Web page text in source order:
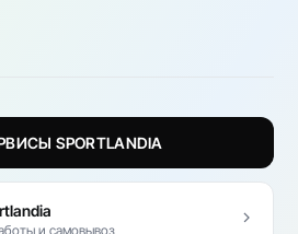
SPORTLANDIA
и самовывоз